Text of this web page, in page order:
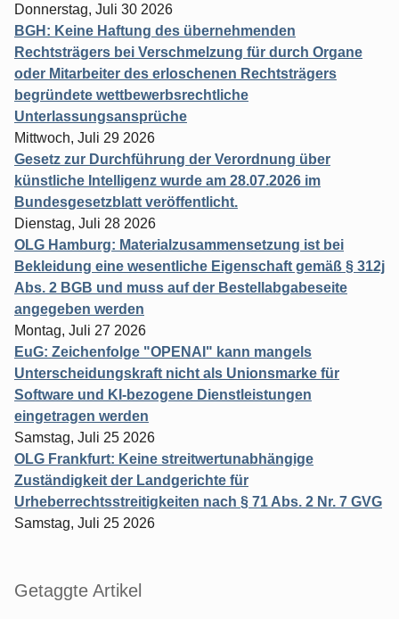
Donnerstag, Juli 30 2026
BGH: Keine Haftung des übernehmenden
Rechtsträgers bei Verschmelzung für durch Organe
oder Mitarbeiter des erloschenen Rechtsträgers
begründete wettbewerbsrechtliche
Unterlassungsansprüche
Mittwoch, Juli 29 2026
Gesetz zur Durchführung der Verordnung über
künstliche Intelligenz wurde am 28.07.2026 im
Bundesgesetzblatt veröffentlicht.
Dienstag, Juli 28 2026
OLG Hamburg: Materialzusammensetzung ist bei
Bekleidung eine wesentliche Eigenschaft gemäß § 312j
Abs. 2 BGB und muss auf der Bestellabgabeseite
angegeben werden
Montag, Juli 27 2026
EuG: Zeichenfolge "OPENAI" kann mangels
Unterscheidungskraft nicht als Unionsmarke für
Software und KI-bezogene Dienstleistungen
eingetragen werden
Samstag, Juli 25 2026
OLG Frankfurt: Keine streitwertunabhängige
Zuständigkeit der Landgerichte für
Urheberrechtsstreitigkeiten nach § 71 Abs. 2 Nr. 7 GVG
Samstag, Juli 25 2026
Getaggte Artikel